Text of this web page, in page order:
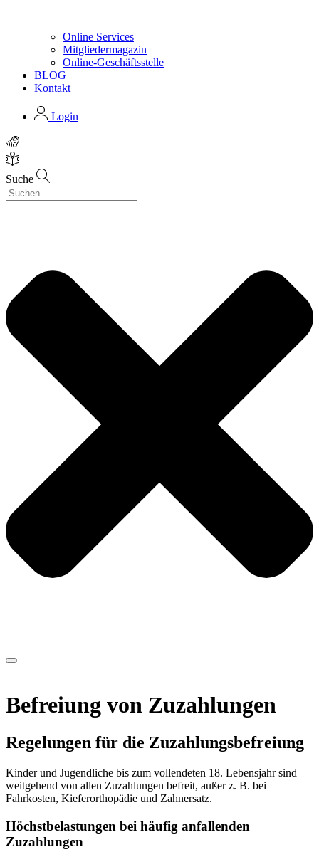
Online Services
Mitgliedermagazin
Online-Geschäftsstelle
BLOG
Kontakt
Login
Suche
Befreiung von Zuzahlungen
Regelungen für die Zuzahlungsbefreiung
Kinder und Jugendliche bis zum vollendeten 18. Lebensjahr sind
weitgehend von allen Zuzahlungen befreit, außer z. B. bei
Fahrkosten, Kieferorthopädie und Zahnersatz.
Höchstbelastungen bei häufig anfallenden
Zuzahlungen